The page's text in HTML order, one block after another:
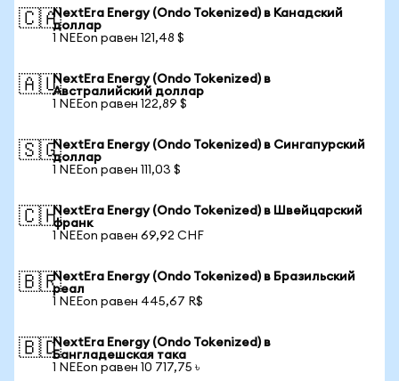
🇨🇦NextEra Energy (Ondo Tokenized) в Канадский
доллар
1 NEEon равен 121,48 $
🇦🇺NextEra Energy (Ondo Tokenized) в
Австралийский доллар
1 NEEon равен 122,89 $
🇸🇬NextEra Energy (Ondo Tokenized) в Сингапурский
доллар
1 NEEon равен 111,03 $
🇨🇭NextEra Energy (Ondo Tokenized) в Швейцарский
франк
1 NEEon равен 69,92 CHF
🇧🇷NextEra Energy (Ondo Tokenized) в Бразильский
реал
1 NEEon равен 445,67 R$
🇧🇩NextEra Energy (Ondo Tokenized) в
Бангладешская така
1 NEEon равен 10 717,75 ৳